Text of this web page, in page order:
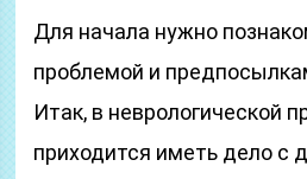
Для начала нужно
проблемой и
Итак, в неврологической
приходится иметь дело с